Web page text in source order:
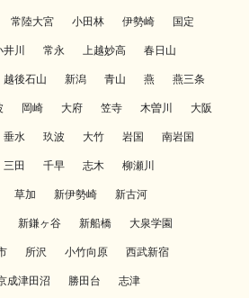
常陸大宮 小田林 伊勢崎 国定
井川 常永 上越妙高 春日山
越後石山 新潟 青山 燕 燕三条
岡崎 大府 笠寺 木曽川 大阪
垂水 玖波 大竹 岩国 南岩国
三田 千早 志木 柳瀬川
草加 新伊勢崎 新古河
新鎌ヶ谷 新船橋 大泉学園
所沢 小竹向原 西武新宿
成津田沼 勝田台 志津